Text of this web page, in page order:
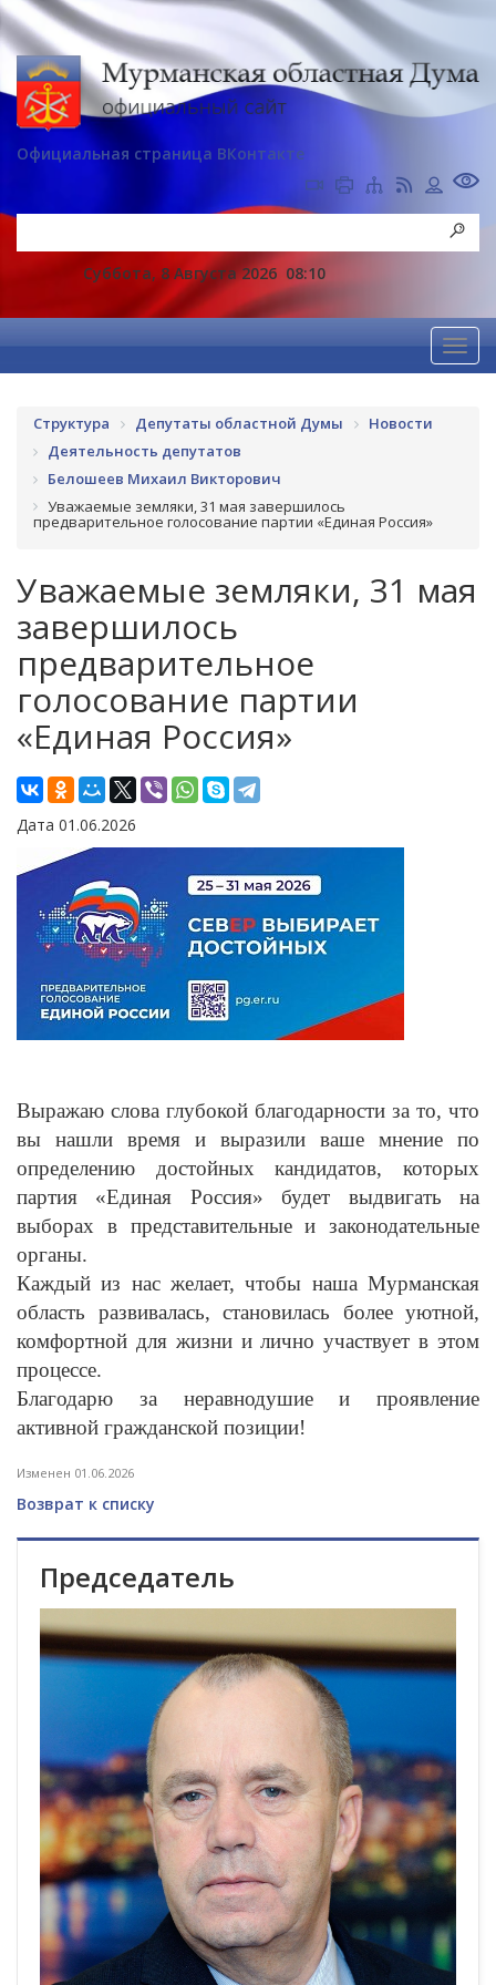
Официальная страница ВКонтакте
Суббота, 8 Августа 2026 08:10
Структура Депутаты областной Думы
Новости
Деятельность депутатов
Белошеев Михаил Викторович
Уважаемые земляки, 31 мая завершилось
предварительное голосование партии «Единая Россия»
Уважаемые земляки, 31 мая
завершилось
предварительное
голосование партии
«Единая Россия»
Дата 01.06.2026
Выражаю слова глубокой благодарности за то, что
вы нашли время и выразили ваше мнение по
определению достойных кандидатов, которых
партия «Единая Россия» будет выдвигать на
выборах в представительные и законодательные
органы.
Каждый из нас желает, чтобы наша Мурманская
область развивалась, становилась более уютной,
комфортной для жизни и лично участвует в этом
процессе.
Благодарю за неравнодушие и проявление
активной гражданской позиции!
Изменен 01.06.2026
Возврат к списку
Председатель